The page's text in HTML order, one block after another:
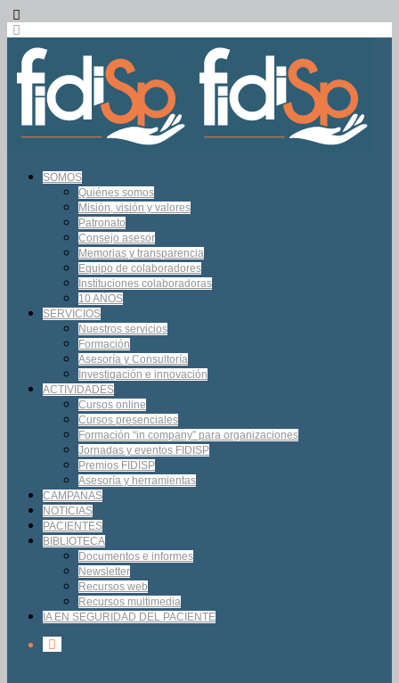
SOMOS
Quiénes somos
Misión, visión y valores
Patronato
Consejo asesor
Memorias y transparencia
Equipo de colaboradores
Instituciones colaboradoras
10 AÑOS
SERVICIOS
Nuestros servicios
Formación
Asesoría y Consultoría
Investigación e innovación
ACTIVIDADES
Cursos online
Cursos presenciales
Formación “in company” para organizaciones
Jornadas y eventos FIDISP
Premios FIDISP
Asesoría y herramientas
CAMPAÑAS
NOTICIAS
PACIENTES
BIBLIOTECA
Documentos e informes
Newsletter
Recursos web
Recursos multimedia
IA EN SEGURIDAD DEL PACIENTE